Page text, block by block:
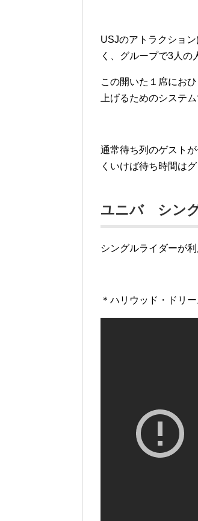
USJのアトラクショ
く、グループで3人の
この開いた１席にお
上げるためのシステム
通常待ち列のゲスト
くいけば待ち時間は
ユニバ シン
シングルライダーが
＊ハリウッド・ドリ